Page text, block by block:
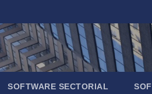
SOFTWARE SECTORIAL